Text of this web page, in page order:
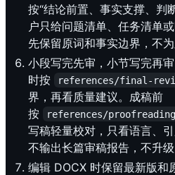
按“结论前置、事实支撑、判
户只给问题清单、任务清单
先保留原词和事实边界，不
小段写完先审，小节写完再
时按
references/final-
界，再看质量建议。成稿前
按
references/
写稿轻量校对，只看语言、
不输出长篇审稿报告，不升级
编辑 DOCX 时保留最新版和